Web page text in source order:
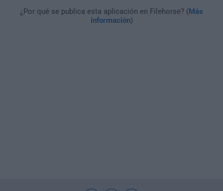
¿Por qué se publica esta aplicación en Filehorse? (Más
información)